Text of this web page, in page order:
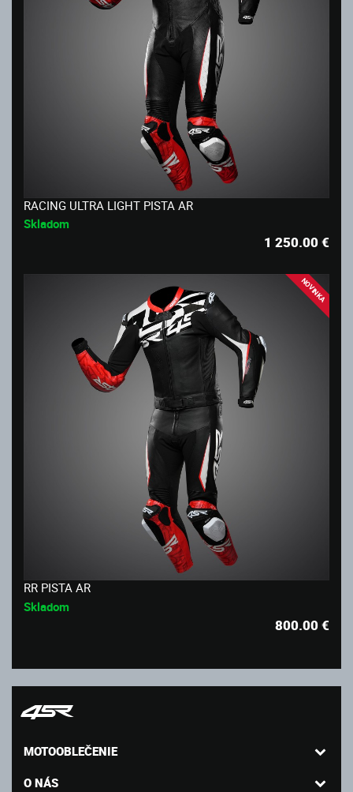
RACING ULTRA LIGHT PISTA AR
Skladom
1 250.00€
NOVINKA
RR PISTA AR
Skladom
800.00€
MOTOOBLEČENIE
O NÁS